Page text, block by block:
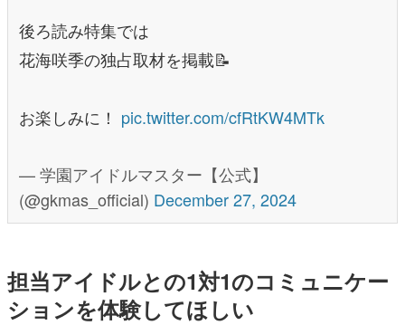
後ろ読み特集では
花海咲季の独占取材を掲載📝
お楽しみに！ pic.twitter.com/cfRtKW4MTk
— 学園アイドルマスター【公式】
(@gkmas_official) December 27, 2024
担当アイドルとの1対1のコミュニケー
ションを体験してほしい